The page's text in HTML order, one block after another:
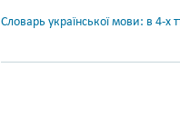
Словарь української мови: в 4-